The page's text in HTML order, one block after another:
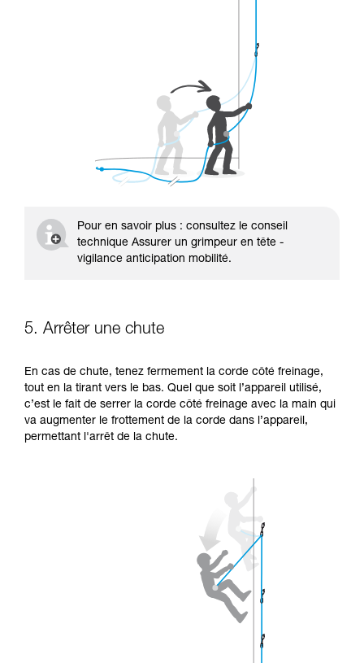
Pour en savoir plus : consultez le conseil
technique Assurer un grimpeur en tête -
vigilance anticipation mobilité.
5. Arrêter une chute
En cas de chute, tenez fermement la corde côté freinage,
tout en la tirant vers le bas. Quel que soit l’appareil utilisé,
c’est le fait de serrer la corde côté freinage avec la main qui
va augmenter le frottement de la corde dans l’appareil,
permettant l'arrêt de la chute.